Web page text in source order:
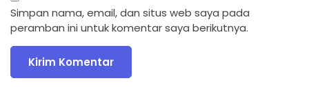
Simpan nama, email, dan situs web saya pada
peramban ini untuk komentar saya berikutnya.